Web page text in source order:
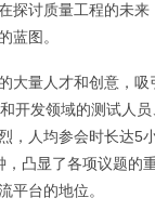
探讨质量工程的未
蓝图。
大量人才和创意，
开发领域的测试人
，人均参会时长达5
凸显了各项议题的
平台的地位。